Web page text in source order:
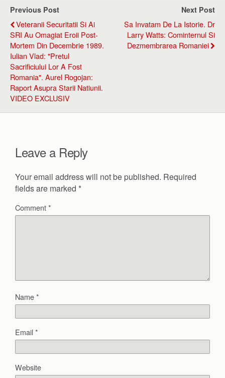
Previous Post
Veteranii Securitatii Si Ai
SRI Au Omagiat Eroii Post-
Mortem Din Decembrie 1989.
Iulian Vlad: "Pretul
Sacrificiului Lor A Fost
Romania". Aurel Rogojan:
Raport Asupra Starii Natiunii.
VIDEO EXCLUSIV
Next Post
Sa Invatam De La Istorie. Dr
Larry Watts: Cominternul Si
Dezmembrarea Romaniei
Leave a Reply
Your email address will not be published. Required
fields are marked *
Comment*
Name*
Email*
Website